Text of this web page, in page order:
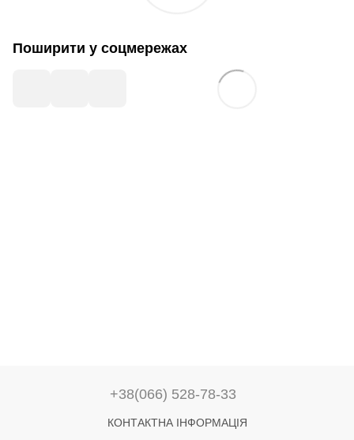
Поширити у соцмережах
+38(066) 528-78-33
КОНТАКТНА ІНФОРМАЦІЯ